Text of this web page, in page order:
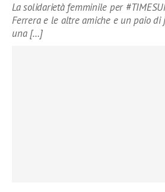
La solidarietà femminile per
Ferrera e le altre amiche e un paio di
una […]